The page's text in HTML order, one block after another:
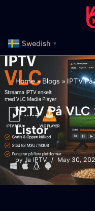
contentSwedish ▼
Home»Blogs » IPTV
IPTV På
Listor
by Ja IPTV May 30,